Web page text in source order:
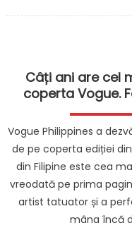
Câți ani are cel
coperta Vogue.
Vogue Philippines a
de pe coperta ediției
din Filipine este cea
vreodată pe prima
artist tatuator și a
mâna încă